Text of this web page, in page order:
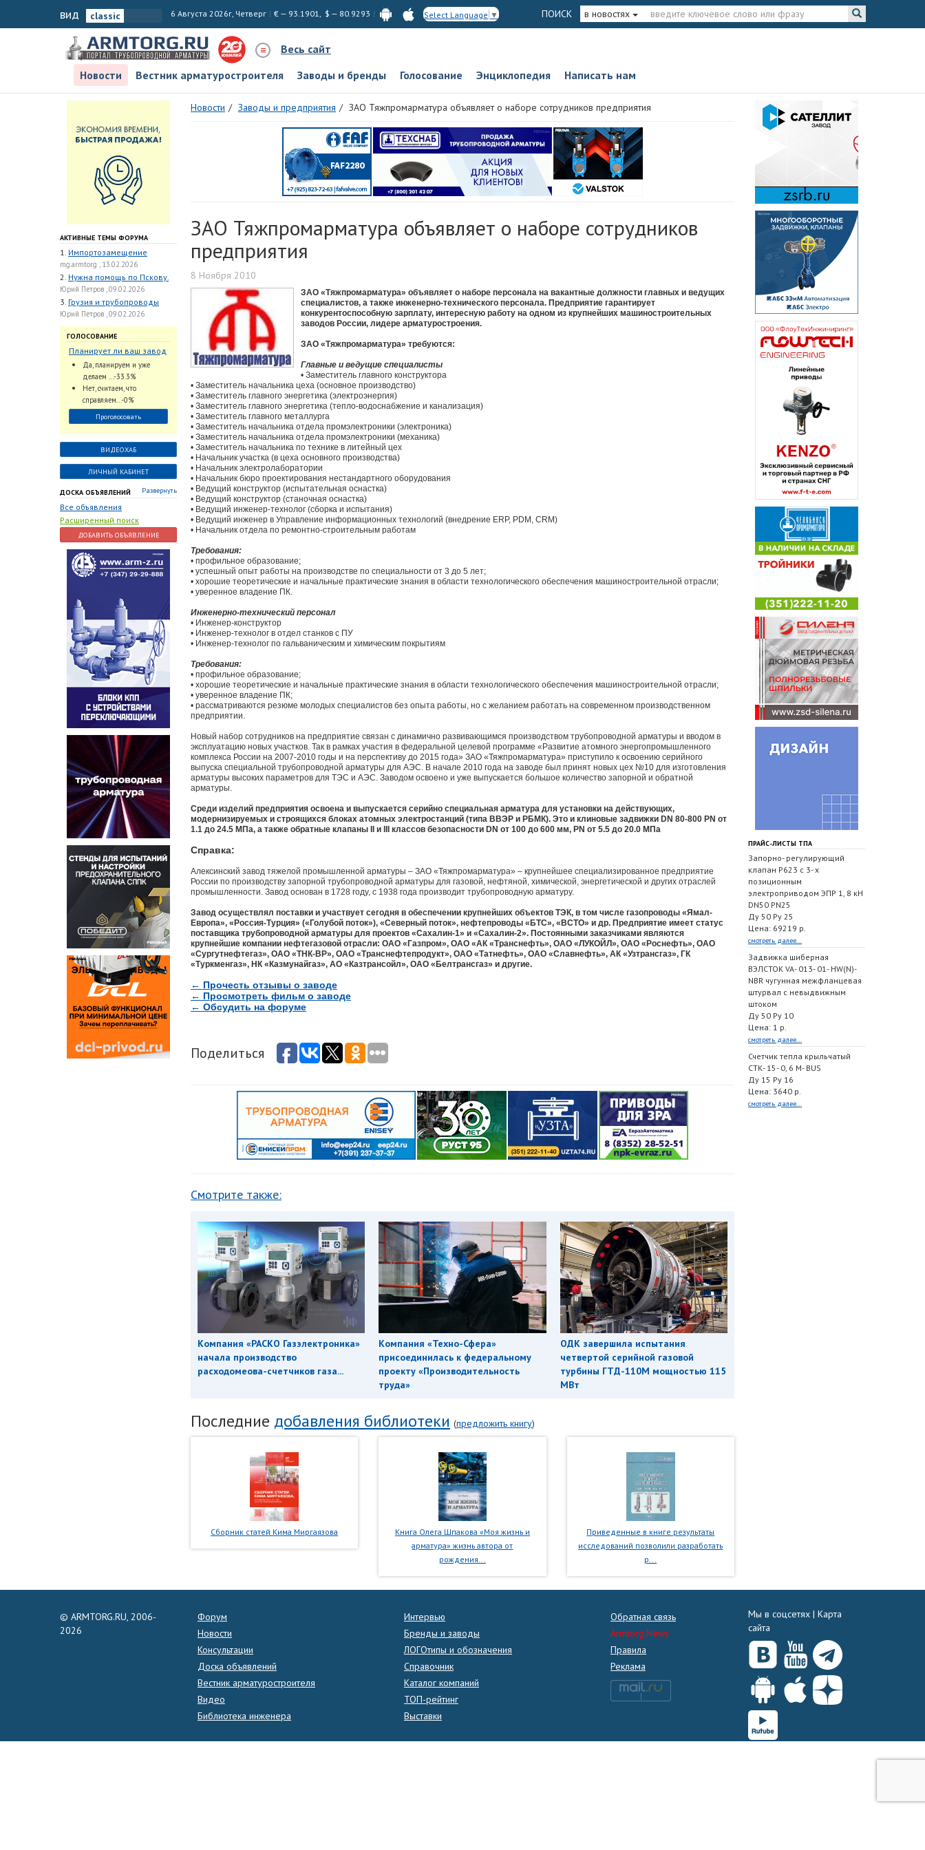
вид 6 Августа 2026г, Четверг € — 93.1901, $ — 80.9293 Select Language ▼ ПОИСК в новостях
Весь сайт
Новости
Вестник арматуростроителя Заводы и бренды Голосование Энциклопедия Написать нам
АКТИВНЫЕ ТЕМЫ ФОРУМА
1. Импортозамещение
mg.armtorg , 13.02.2026
2. Нужна помощь по Пскову.
Юрий Петров , 09.02.2026
3. Грузия и трубопроводы
Юрий Петров , 09.02.2026
ГОЛОСОВАНИЕ
Планирует ли ваш завод
использовать
промышленный
интеллект и цифровые
заказы для ускорения
обработки заказов и
оперативной отгрузки
продукции конечному
потребителю?
Да, планируем и уже
делаем ...-33.3%
Нет, считаем, что
справляем...-0%
Проголосовать
ВИДЕОХАБ
ЛИЧНЫЙ КАБИНЕТ
ДОСКА ОБЪЯВЛЕНИЙ Развернуть
Все объявления
Расширенный поиск
ДОБАВИТЬ ОБЪЯВЛЕНИЕ
Новости Заводы и предприятия ЗАО Тяжпромарматура объявляет о наборе сотрудников предприятия
ЗАО Тяжпромарматура объявляет о наборе сотрудников
предприятия
8 Ноября 2010
ЗАО «Тяжпромарматура» объявляет о наборе персонала на вакантные должности главных и ведущих
специалистов, а также инженерно-технического персонала. Предприятие гарантирует
конкурентоспособную зарплату, интересную работу на одном из крупнейших машиностроительных
заводов России, лидере арматуростроения.
ЗАО «Тяжпромарматура» требуются:
Главные и ведущие специалисты
• Заместитель главного конструктора
• Заместитель начальника цеха (основное производство)
• Заместитель главного энергетика (электроэнергия)
• Заместитель главного энергетика (тепло-водоснабжение и канализация)
• Заместитель главного металлурга
• Заместитель начальника отдела промэлектроники (электроника)
• Заместитель начальника отдела промэлектроники (механика)
• Заместитель начальника по технике в литейный цех
• Начальник участка (в цеха основного производства)
• Начальник электролаборатории
• Начальник бюро проектирования нестандартного оборудования
• Ведущий конструктор (испытательная оснастка)
• Ведущий конструктор (станочная оснастка)
• Ведущий инженер-технолог (сборка и испытания)
• Ведущий инженер в Управление информационных технологий (внедрение ERP, PDM, CRM)
• Начальник отдела по ремонтно-строительным работам
Требования:
• профильное образование;
• успешный опыт работы на производстве по специальности от 3 до 5 лет;
• хорошие теоретические и начальные практические знания в области технологического обеспечения машиностроительной отрасли;
• уверенное владение ПК.
Инженерно-технический персонал
• Инженер-конструктор
• Инженер-технолог в отдел станков с ПУ
• Инженер-технолог по гальваническим и химическим покрытиям
Требования:
• профильное образование;
• хорошие теоретические и начальные практические знания в области технологического обеспечения машиностроительной отрасли;
• уверенное владение ПК;
• рассматриваются резюме молодых специалистов без опыта работы, но с желанием работать на современном производственном
предприятии.
Новый набор сотрудников на предприятие связан с динамично развивающимся производством трубопроводной арматуры и вводом в
эксплуатацию новых участков. Так в рамках участия в федеральной целевой программе «Развитие атомного энергопромышленного
комплекса России на 2007-2010 годы и на перспективу до 2015 года» ЗАО «Тяжпромарматура» приступило к освоению серийного
выпуска специальной трубопроводной арматуры для АЭС. В начале 2010 года на заводе был принят новых цех №10 для изготовления
арматуры высоких параметров для ТЭС и АЭС. Заводом освоено и уже выпускается большое количество запорной и обратной
арматуры.
Среди изделий предприятия освоена и выпускается серийно специальная арматура для установки на действующих,
модернизируемых и строящихся блоках атомных электростанций (типа ВВЭР и РБМК). Это и клиновые задвижки DN 80-800 PN от
1.1 до 24.5 МПа, а также обратные клапаны II и III классов безопасности DN от 100 до 600 мм, PN от 5.5 до 20.0 МПа
Справка:
Алексинский завод тяжелой промышленной арматуры – ЗАО «Тяжпромарматура» – крупнейшее специализированное предприятие
России по производству запорной трубопроводной арматуры для газовой, нефтяной, химической, энергетической и других отраслей
промышленности. Завод основан в 1728 году, с 1938 года производит трубопроводную арматуру.
Завод осуществлял поставки и участвует сегодня в обеспечении крупнейших объектов ТЭК, в том числе газопроводы «Ямал-
Европа», «Россия-Турция» («Голубой поток»), «Северный поток», нефтепроводы «БТС», «ВСТО» и др. Предприятие имеет статус
поставщика трубопроводной арматуры для проектов «Сахалин-1» и «Сахалин-2». Постоянными заказчиками являются
крупнейшие компании нефтегазовой отрасли: ОАО «Газпром», ОАО «АК «Транснефть», ОАО «ЛУКОЙЛ», ОАО «Роснефть», ОАО
«Сургутнефтегаз», ОАО «ТНК-BP», ОАО «Транснефтепродукт», ОАО «Татнефть», ОАО «Славнефть», АК «Узтрансгаз», ГК
«Туркменгаз», НК «Казмунайгаз», АО «Казтрансойл», ОАО «Белтрансгаз» и другие.
← Прочесть отзывы о заводе
← Проcмотреть фильм о заводе
← Обсудить на форуме
Поделиться
Смотрите также:
Компания «РАСКО Газэлектроника»
начала производство
расходомеова-счетчиков газа...
Компания «Техно-Сфера»
присоединилась к федеральному
проекту «Производительность
труда»
ОДК завершила испытания
четвертой серийной газовой
турбины ГТД-110М мощностью 115
МВт
Последние добавления библиотеки (предложить книгу)
Сборник статей Кима Миргаязова
Книга Олега Шпакова «Моя жизнь и
арматура» жизнь автора от
рождения...
Приведенные в книге результаты
исследований позволили разработать
р...
ПРАЙС-ЛИСТЫ ТПА
Запорно- регулирующий
клапан Р623 с 3- х
позиционным
электроприводом ЭПР 1, 8 кН
DN50 PN25
Ду 50 Ру 25
Цена: 69219 р.
смотреть далее...
Задвижка шиберная
ВЭЛСТОК VA- 013- 01- HW(N)-
NBR чугунная межфланцевая
штурвал с невыдвижным
штоком
Ду 50 Ру 10
Цена: 1 р.
смотреть далее...
Счетчик тепла крыльчатый
СТК- 15- 0, 6 M- BUS
Ду 15 Ру 16
Цена: 3640 р.
смотреть далее...
© ARMTORG.RU, 2006-
2026
Форум
Новости
Консультации
Доска объявлений
Вестник арматуростроителя
Видео
Библиотека инженера
Интервью
Бренды и заводы
ЛОГОтипы и обозначения
Справочник
Каталог компаний
ТОП-рейтинг
Выставки
Обратная связь
Armtorg.News
Правила
Реклама
Мы в соцсетях | Карта
сайта